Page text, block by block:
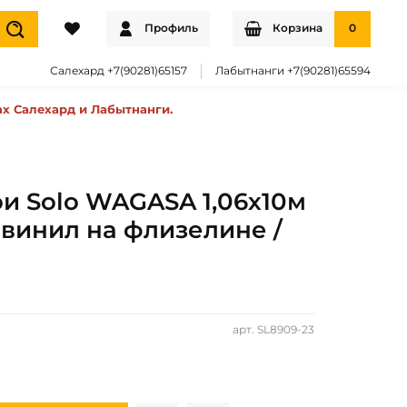
Профиль Корзина 0
Салехард +7(90281)65157 Лабытнанги +7(90281)65594
Салехард и Лабытнанги.
арт. SL8909-23
Solo WAGASA 1,06х10м
на флизелине /